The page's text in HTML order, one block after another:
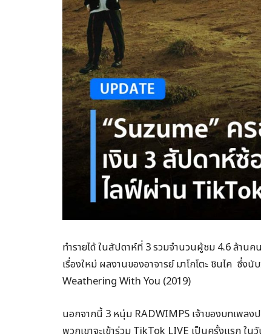
ทำรายได้ ในสัปดาห์ที่ 3 รวมจำนวนผู้ชม 4.6 ล้าน
เรื่องใหม่ ผลงานของอาจารย์ มาโกโตะ ชินไค ซึ่ง
Weathering With You (2019)
นอกจากนี้ 3 หนุ่ม RADWIMPS เจ้าของบทเพลง
พวกเขาจะเข้าร่วม TikTok LIVE เป็นครั้งแรก ใ